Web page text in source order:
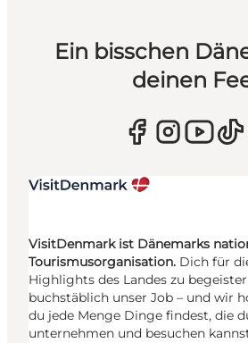
Ein bisschen
deinen
VisitDenmark ist Dänemarks
Tourismusorganisation. Dich für
Highlights des Landes zu
buchstäblich unser Job – und wir
du jede Menge Dinge findest, die
unternehmen und besuchen